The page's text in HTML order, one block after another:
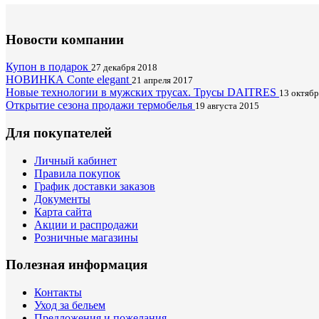
Новости компании
Купон в подарок 27 декабря 2018
НОВИНКА Conte elegant 21 апреля 2017
Новые технологии в мужских трусах. Трусы DAITRES 13
Открытие сезона продажи термобелья 19 августа 2015
Для покупателей
Личный кабинет
Правила покупок
График доставки заказов
Документы
Карта сайта
Акции и распродажи
Розничные магазины
Полезная информация
Контакты
Уход за бельем